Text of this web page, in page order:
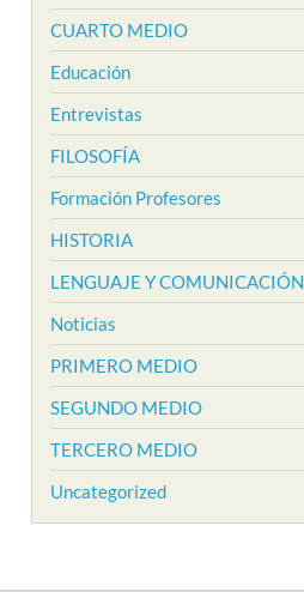
CUARTO MEDIO
Educación
Entrevistas
FILOSOFÍA
Formación Profesores
HISTORIA
LENGUAJE Y COMUNICACIÓN
Noticias
PRIMERO MEDIO
SEGUNDO MEDIO
TERCERO MEDIO
Uncategorized